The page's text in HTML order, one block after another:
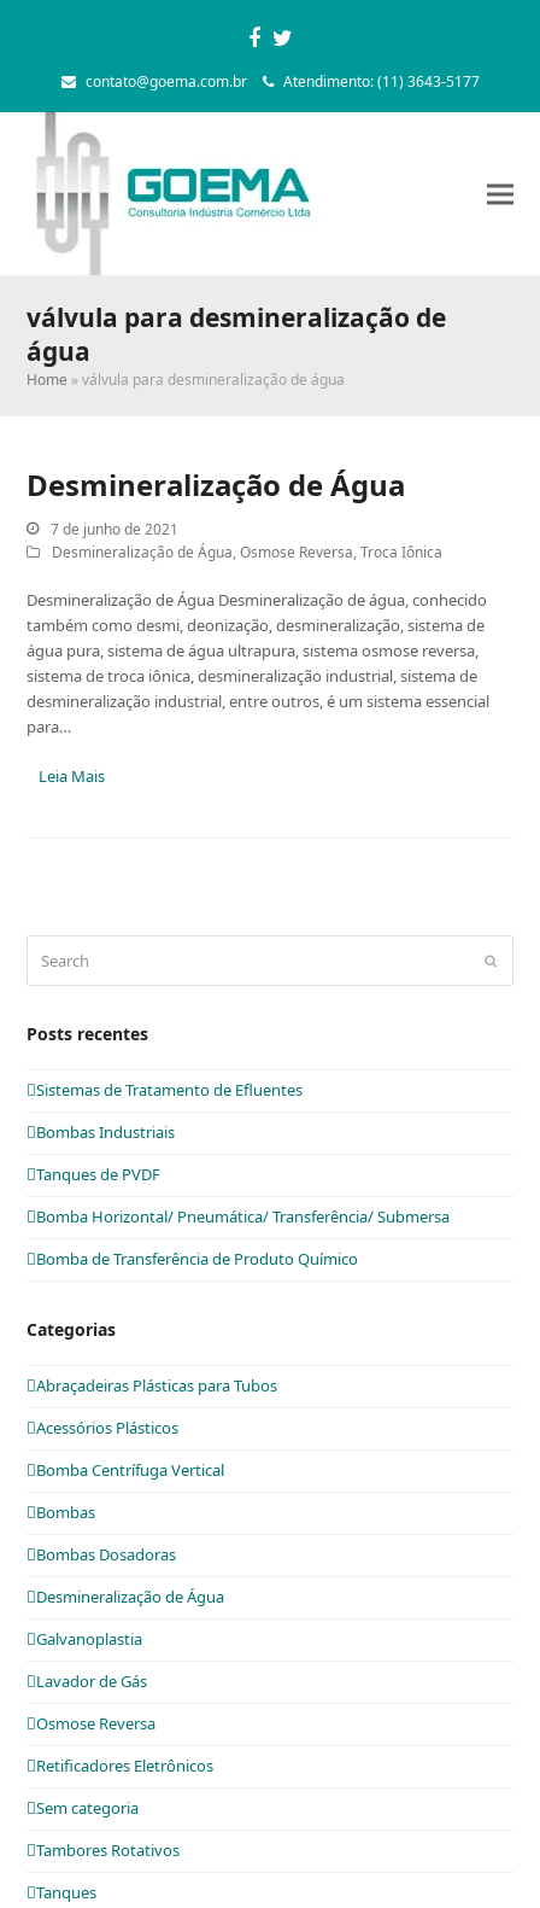
Facebook
Twitter
contato@goema.com.br Atendimento: (11) 3643-5177
válvula para desmineralização de
água
Home »válvula para desmineralização de água
Desmineralização de Água
7 de junho de 2021
Desmineralização de Água,Osmose Reversa,Troca Iônica
Desmineralização de Água Desmineralização de água, conhecido
também como desmi, deonização, desmineralização, sistema de
água pura, sistema de água ultrapura, sistema osmose reversa,
sistema de troca iônica, desmineralização industrial, sistema de
desmineralização industrial, entre outros, é um sistema essencial
para…
Leia Mais
Submit
Posts recentes
Sistemas de Tratamento de Efluentes
Bombas Industriais
Tanques de PVDF
Bomba Horizontal/ Pneumática/ Transferência/ Submersa
Bomba de Transferência de Produto Químico
Categorias
Abraçadeiras Plásticas para Tubos
Acessórios Plásticos
Bomba Centrífuga Vertical
Bombas
Bombas Dosadoras
Desmineralização de Água
Galvanoplastia
Lavador de Gás
Osmose Reversa
Retificadores Eletrônicos
Sem categoria
Tambores Rotativos
Tanques